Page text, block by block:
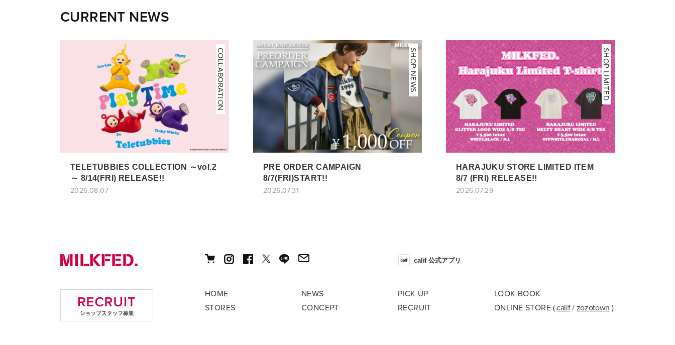
CURRENT NEWS
COLLABORATION
TELETUBBIES COLLECTION ～vol.2
～ 8/14(FRI) RELEASE!!
2026.08.07
NEWS
SHOP NEWS
PRE ORDER CAMPAIGN
8/7(FRI)START!!
2026.07.31
SHOP LIMITED
HARAJUKU STORE LIMITED ITEM
8/7 (FRI) RELEASE!!
2026.07.29
HOME NEWS PICK UP
LOOK BOOK
STORES
CONCEPT RECRUIT ONLINE STORE (calif/ zozotown )
calif 公式アプリ